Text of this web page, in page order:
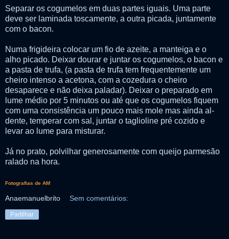
Separar os cogumelos em duas partes iguais. Uma parte
deve ser laminada toscamente, a outra picada, juntamente
com o bacon.
Numa frigideira colocar um fio de azeite, a manteiga e o
alho picado. Deixar dourar e juntar os cogumelos, o bacon e
a pasta de trufa, (a pasta de trufa tem frequentemente um
cheiro intenso a acetona, com a cozedura o cheiro
desaparece e não deixa paladar). Deixar o preparado em
lume médio por 5 minutos ou até que os cogumelos fiquem
com uma consistência um pouco mais mole mas ainda al-
dente, temperar com sal, juntar o taglioline pré cozido e
levar ao lume para misturar.
Já no prato, polvilhar generosamente com queijo parmesão
ralado na hora.
Fotografias de AM
Anaemanuelbrito Sem comentários:
Partilhar